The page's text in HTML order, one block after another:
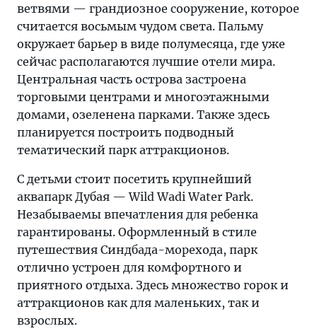
ветвями — грандиозное сооружение, которое
считается восьмым чудом света. Пальму
окружает барьер в виде полумесяца, где уже
сейчас располагаются лучшие отели мира.
Центральная часть острова застроена
торговыми центрами и многоэтажными
домами, озеленена парками. Также здесь
планируется построить подводный
тематический парк аттракционов.
С детьми стоит посетить крупнейший
аквапарк Дубая — Wild Wadi Water Park.
Незабываемы впечатления для ребенка
гарантированы. Оформленный в стиле
путешествия Синдбада-морехода, парк
отлично устроен для комфортного и
приятного отдыха. Здесь множество горок и
аттракционов как для маленьких, так и
взрослых.